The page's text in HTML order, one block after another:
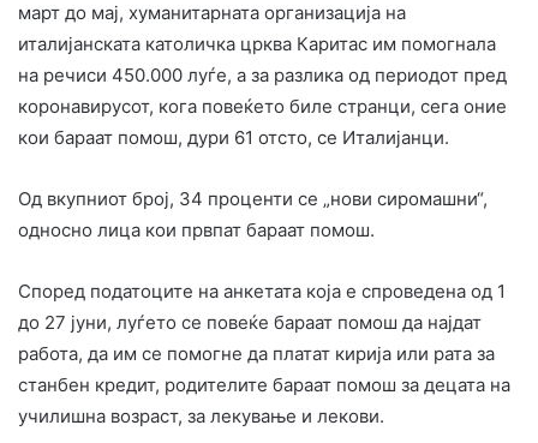
март до мај, хуманитарната организација на
италијанската католичка црква Каритас им помогнала
на речиси 450.000 луѓе, а за разлика од периодот пред
коронавирусот, кога повеќето биле странци, сега оние
кои бараат помош, дури 61 отсто, се Италијанци.
Од вкупниот број, 34 проценти се „нови сиромашни“,
односно лица кои првпат бараат помош.
Според податоците на анкетата која е спроведена од 1
до 27 јуни, луѓето се повеќе бараат помош да најдат
работа, да им се помогне да платат кирија или рата за
станбен кредит, родителите бараат помош за децата на
училишна возраст, за лекување и лекови.